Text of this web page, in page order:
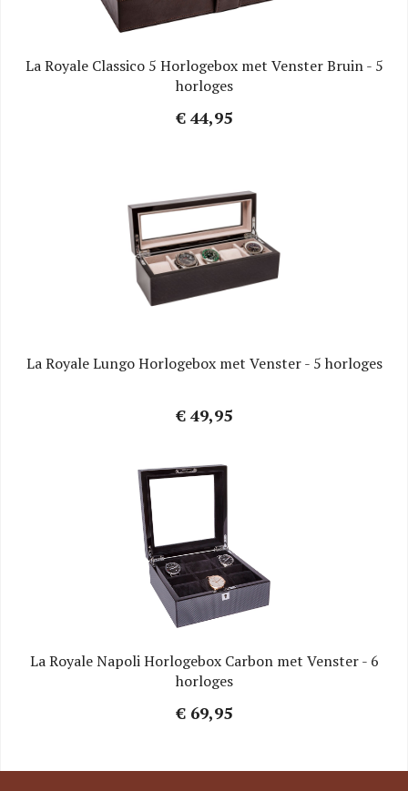
La Royale Classico 5 Horlogebox met Venster Bruin - 5
horloges
€ 44,95
La Royale Lungo Horlogebox met Venster - 5 horloges
€ 49,95
La Royale Napoli Horlogebox Carbon met Venster - 6
horloges
€ 69,95